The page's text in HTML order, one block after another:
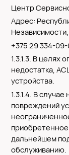
Центр
Адрес:
+375 29 334-
1.3.1.3. В целях
недостатка,
устройства.
1.3.1.4. В
повреждений
приобретенное
дальнейшем
обслуживанию.